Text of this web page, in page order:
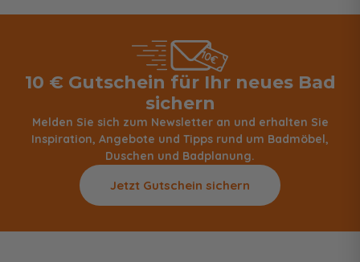
10 € Gutschein für Ihr neues Bad
sichern
Melden Sie sich zum Newsletter an und erhalten Sie
Inspiration, Angebote und Tipps rund um Badmöbel,
Duschen und Badplanung.
Jetzt Gutschein sichern